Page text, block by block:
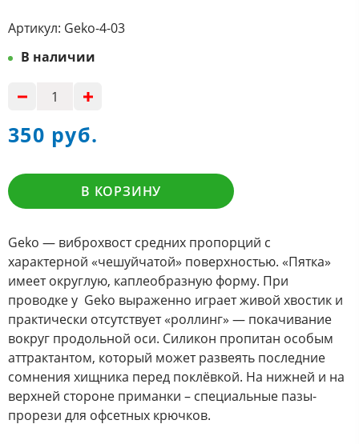
Артикул: Geko-4-03
В наличии
350 руб.
В КОРЗИНУ
Geko — виброхвост средних пропорций с
характерной «чешуйчатой» поверхностью. «Пятка»
имеет округлую, каплеобразную форму. При
проводке у Geko выраженно играет живой хвостик и
практически отсутствует «роллинг» — покачивание
вокруг продольной оси. Силикон пропитан особым
аттрактантом, который может развеять последние
сомнения хищника перед поклёвкой. На нижней и на
верхней стороне приманки – специальные пазы-
прорези для офсетных крючков.